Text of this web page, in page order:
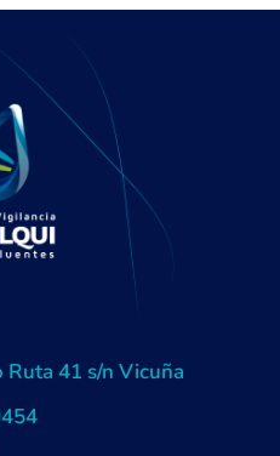
Ruta 41 s/n Vicuña